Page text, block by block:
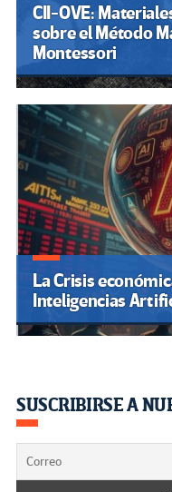
CII-OVE:
sobre el Método
Montessori
La Crisis
Inteligencias
SUSCRIBIRSE A